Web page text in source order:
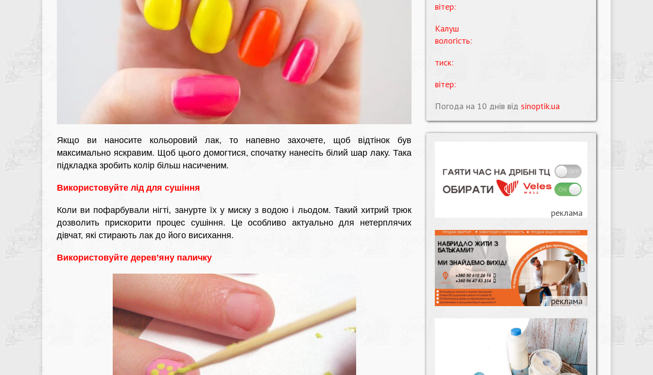
Якщо ви наносите кольоровий лак, то напевно захочете, щоб відтінок був
максимально яскравим. Щоб цього домогтися, спочатку нанесіть білий шар лаку. Така
підкладка зробить колір більш насиченим.
Використовуйте лід для сушіння
Коли ви пофарбували нігті, занурте їх у миску з водою і льодом. Такий хитрий трюк
дозволить прискорити процес сушіння. Це особливо актуально для нетерплячих
дівчат, які стирають лак до його висихання.
Використовуйте дерев’яну паличку
вітер:
Калуш
вологість:
тиск:
вітер:
Погода на 10 днів від sinoptik.ua